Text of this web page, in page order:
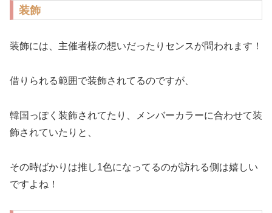
装飾
装飾には、主催者様の想いだったりセンスが問われます！
借りられる範囲で装飾されてるのですが、
韓国っぽく装飾されてたり、メンバーカラーに合わせて装
飾されていたりと、
その時ばかりは推し1色になってるのが訪れる側は嬉しい
ですよね！